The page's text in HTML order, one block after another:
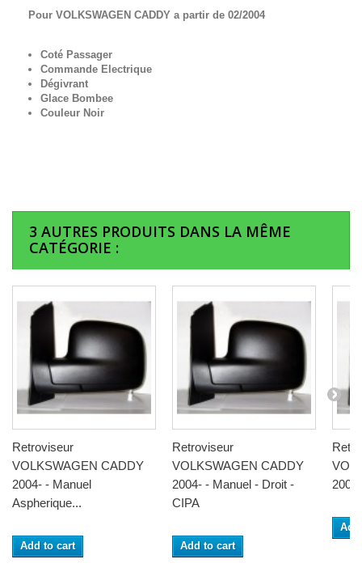
Pour VOLKSWAGEN CADDY a partir de 02/2004
Coté Passager
Commande Electrique
Dégivrant
Glace Bombee
Couleur Noir
3 AUTRES PRODUITS DANS LA MÊME
CATÉGORIE :
Retroviseur
VOLKSWAGEN CADDY
2004- - Manuel
Aspherique...
Add to cart
Retroviseur
VOLKSWAGEN CADDY
2004- - Manuel - Droit -
CIPA
Add to cart